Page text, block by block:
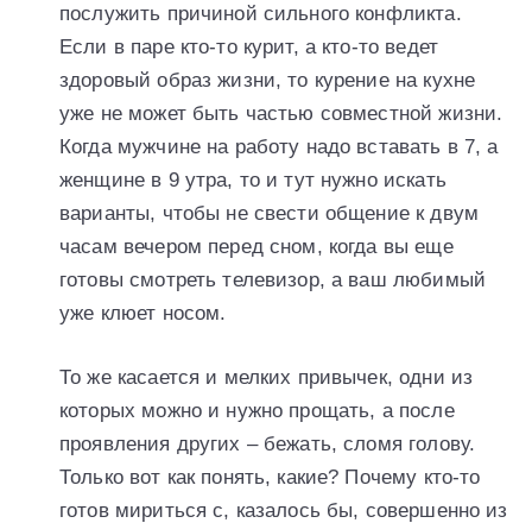
послужить причиной сильного конфликта.
Если в паре кто-то курит, а кто-то ведет
здоровый образ жизни, то курение на кухне
уже не может быть частью совместной жизни.
Когда мужчине на работу надо вставать в 7, а
женщине в 9 утра, то и тут нужно искать
варианты, чтобы не свести общение к двум
часам вечером перед сном, когда вы еще
готовы смотреть телевизор, а ваш любимый
уже клюет носом.
То же касается и мелких привычек, одни из
которых можно и нужно прощать, а после
проявления других – бежать, сломя голову.
Только вот как понять, какие? Почему кто-то
готов мириться с, казалось бы, совершенно из